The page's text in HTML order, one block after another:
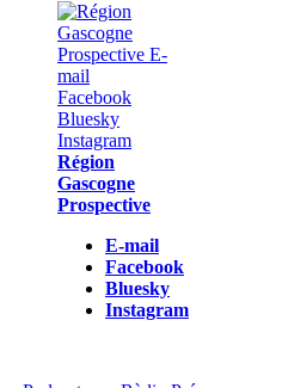
Région
Gascogne
Prospective
E-mail
Facebook
Bluesky
Instagram